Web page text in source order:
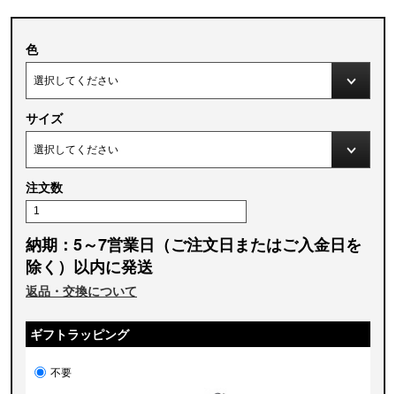
色
サイズ
注文数
納期：5～7営業日（ご注文日またはご入金日を
除く）以内に発送
返品・交換について
ギフトラッピング
不要